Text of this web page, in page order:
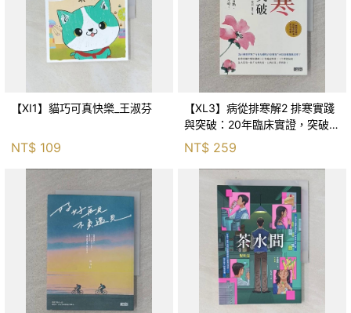
【XI1】貓巧可真快樂_王淑芬
NT$ 109
【XL3】病從排寒解2 排寒實踐
與突破：20年臨床實證，突破排
寒盲點，防治疫毒流感的中醫養
命方略！_李璧如
NT$ 259